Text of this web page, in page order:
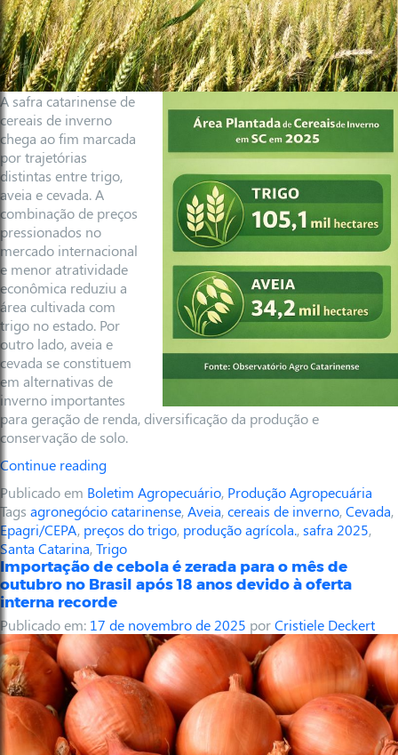
A safra catarinense de
cereais de inverno
chega ao fim marcada
por trajetórias
distintas entre trigo,
aveia e cevada. A
combinação de preços
pressionados no
mercado internacional
e menor atratividade
econômica reduziu a
área cultivada com
trigo no estado. Por
outro lado, aveia e
cevada se constituem
em alternativas de
inverno importantes
para geração de renda, diversificação da produção e
conservação de solo.
Continue reading
Publicado em Boletim Agropecuário, Produção Agropecuária
Tags agronegócio catarinense,Aveia,cereais de inverno,Cevada,
Epagri/CEPA, preços do trigo, produção agrícola.,safra 2025,
Santa Catarina,Trigo
Importação de cebola é zerada para o mês de
outubro no Brasil após 18 anos devido à oferta
interna recorde
Publicado em: 17 de novembro de 2025 porCristiele Deckert